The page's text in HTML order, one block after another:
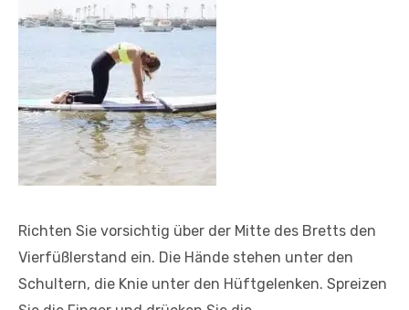
Richten Sie vorsichtig über der Mitte des Bretts den
Vierfüßlerstand ein. Die Hände stehen unter den
Schultern, die Knie unter den Hüftgelenken. Spreizen